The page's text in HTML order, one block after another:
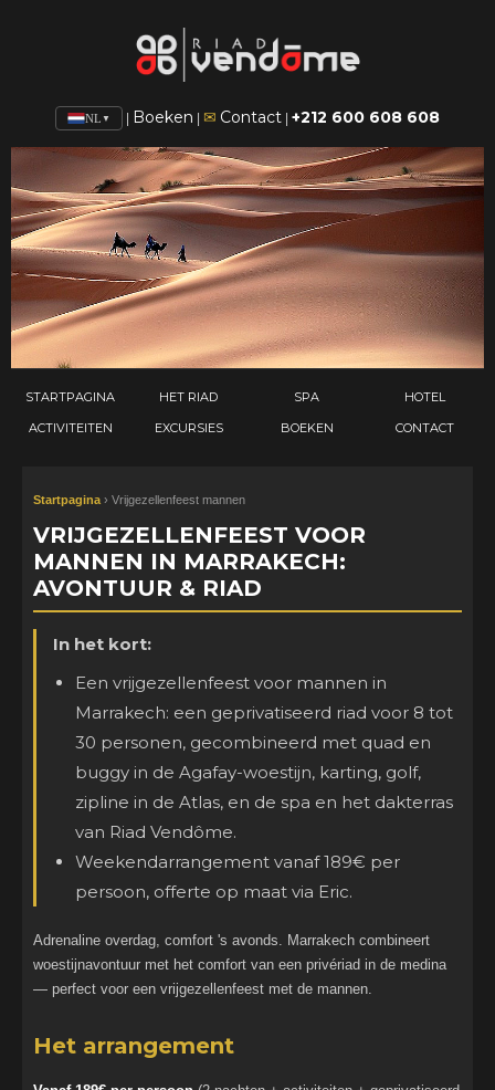
NL ▼ Boeken ✉ Contact +212 600 608 608
STARTPAGINA HET RIAD SPA
HOTEL
ACTIVITEITEN
EXCURSIES BOEKEN CONTACT
Startpagina › Vrijgezellenfeest mannen
VRIJGEZELLENFEEST VOOR
MANNEN IN MARRAKECH:
AVONTUUR & RIAD
In het kort:
Een vrijgezellenfeest voor mannen in
Marrakech: een geprivatiseerd riad voor 8 tot
30 personen, gecombineerd met quad en
buggy in de Agafay-woestijn, karting, golf,
zipline in de Atlas, en de spa en het dakterras
van Riad Vendôme.
Weekendarrangement vanaf 189€ per
persoon, offerte op maat via Eric.
Adrenaline overdag, comfort 's avonds. Marrakech combineert
woestijnavontuur met het comfort van een privériad in de medina
— perfect voor een vrijgezellenfeest met de mannen.
Het arrangement